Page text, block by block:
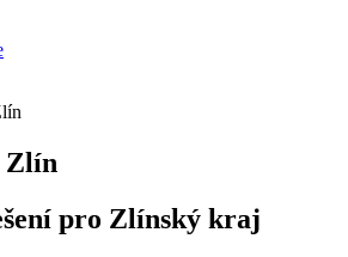
Zlín
pro Zlínský kraj